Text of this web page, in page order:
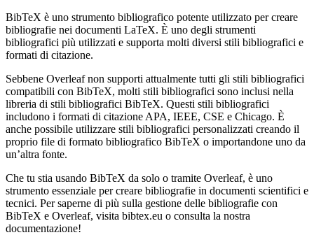
BibTeX è uno strumento bibliografico potente utilizzato per creare
bibliografie nei documenti LaTeX. È uno degli strumenti
bibliografici più utilizzati e supporta molti diversi stili bibliografici e
formati di citazione.
Sebbene Overleaf non supporti attualmente tutti gli stili bibliografici
compatibili con BibTeX, molti stili bibliografici sono inclusi nella
libreria di stili bibliografici BibTeX. Questi stili bibliografici
includono i formati di citazione APA, IEEE, CSE e Chicago. È
anche possibile utilizzare stili bibliografici personalizzati creando il
proprio file di formato bibliografico BibTeX o importandone uno da
un’altra fonte.
Che tu stia usando BibTeX da solo o tramite Overleaf, è uno
strumento essenziale per creare bibliografie in documenti scientifici e
tecnici. Per saperne di più sulla gestione delle bibliografie con
BibTeX e Overleaf, visita bibtex.eu o consulta la nostra
documentazione!